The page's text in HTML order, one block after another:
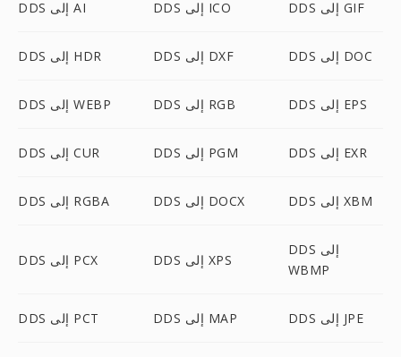
DDS إلى AI DDS إلى ICO DDS إلى GIF
DDS إلى HDR DDS إلى DXF DDS إلى DOC
DDS إلى WEBP DDS إلى RGB DDS إلى EPS
DDS إلى CUR DDS إلى PGM DDS إلى EXR
DDS إلى RGBA DDS إلى DOCX DDS إلى XBM
DDS إلى PCX DDS إلى XPS
DDS إلى
WBMP
DDS إلى PCT DDS إلى MAP DDS إلى JPE